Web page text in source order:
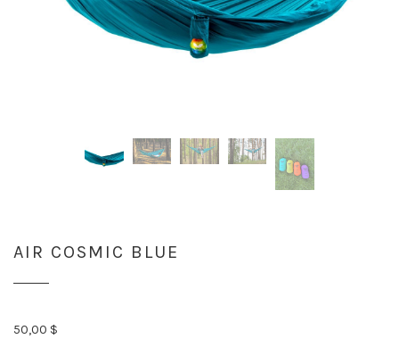
AIR COSMIC BLUE
50,00 $